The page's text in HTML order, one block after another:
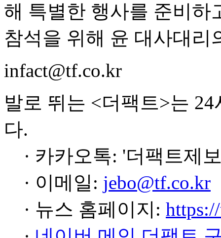
해 특별한 행사를 준비하
참석을 위해 윤 대사대리
infact@tf.co.kr
발로 뛰는 <더팩트>는
다.
· 카카오톡: '더팩트제
· 이메일: jebo@tf.co.kr
· 뉴스 홈페이지: